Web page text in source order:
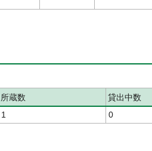
所蔵数
貸出中数
1 0